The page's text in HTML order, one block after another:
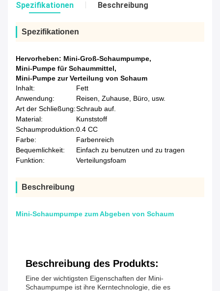
Spezifikationen Beschreibung
Spezifikationen
Hervorheben: Mini-Groß-Schaumpumpe,
Mini-Pumpe für Schaummittel,
Mini-Pumpe zur Verteilung von Schaum
Inhalt:
Fett
Anwendung:
Reisen, Zuhause, Büro, usw.
Art der Schließung:Schraub auf.
Material:
Kunststoff
Schaumproduktion:0.4 CC
Farbe:
Farbenreich
Bequemlichkeit:
Einfach zu benutzen und zu tragen
Funktion:
Verteilungsfoam
Beschreibung
Mini-Schaumpumpe zum Abgeben von Schaum
Beschreibung des Produkts:
Eine der wichtigsten Eigenschaften der Mini-
Schaumpumpe ist ihre Kerntechnologie, die es